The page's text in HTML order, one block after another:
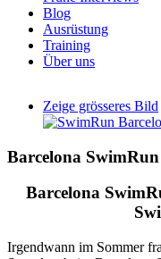
Blog
Ausrüstung
Training
Über uns
Zeige grösseres Bild
Barcelona
Barcelona
Irgendwann im Sommer